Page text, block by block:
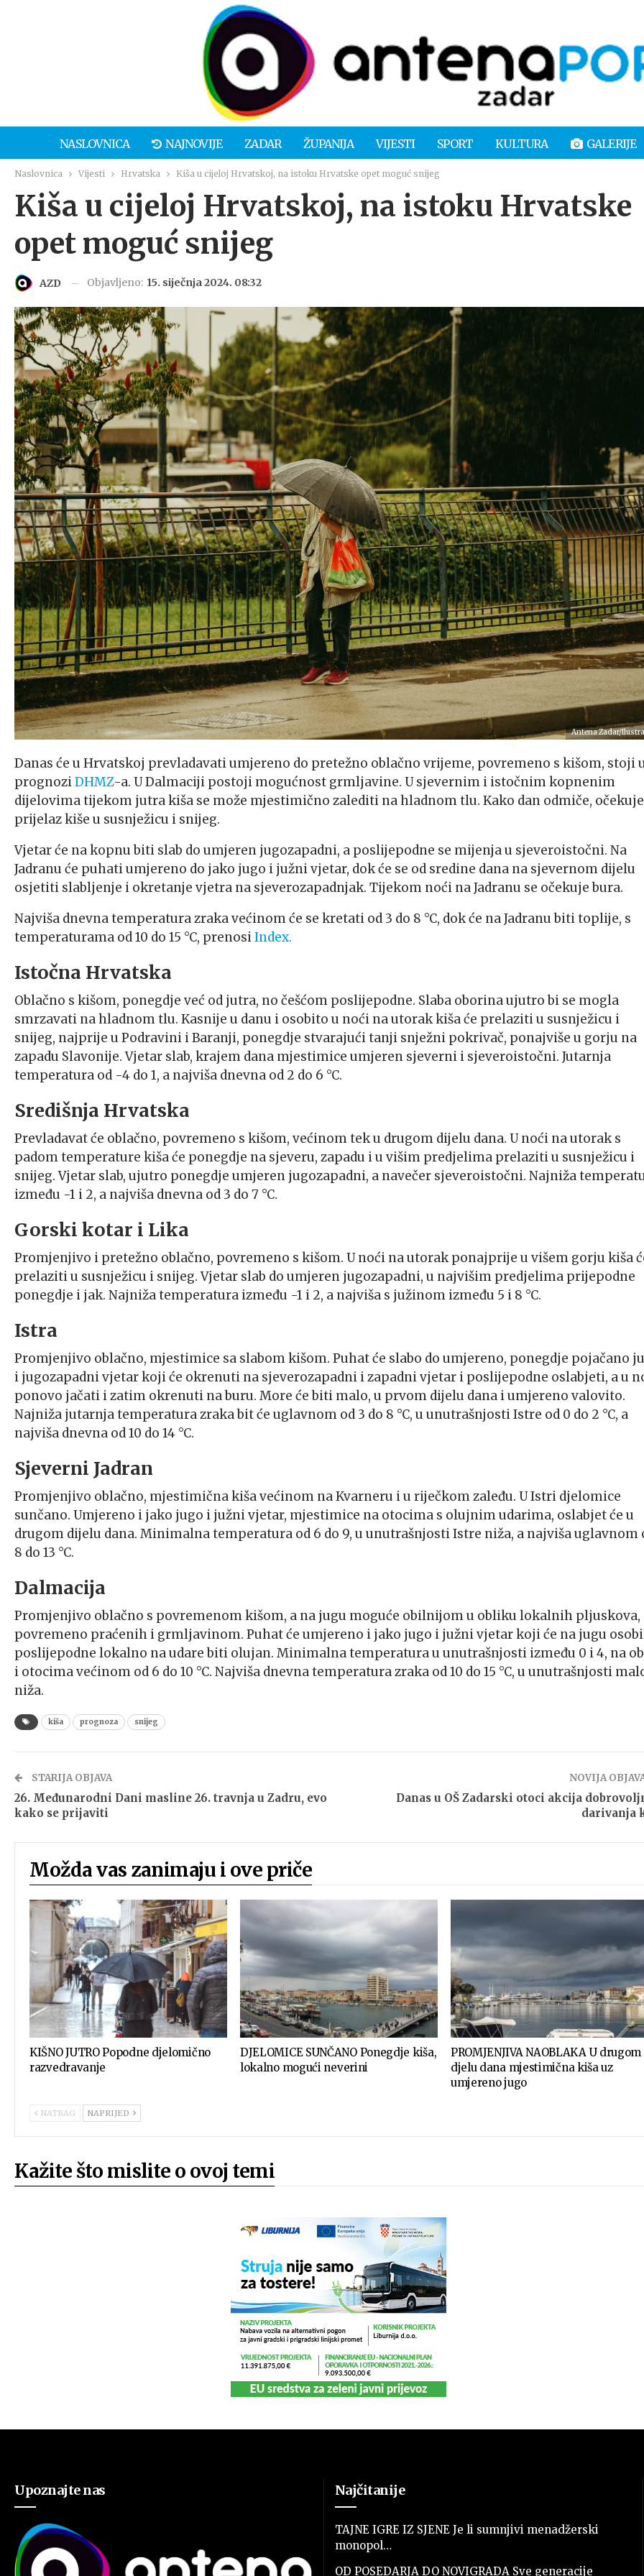
NASLOVNICA NAJNOVIJE ZADAR ŽUPANIJA VIJESTI SPORT KULTURA GALERIJE
Naslovnica Vijesti Hrvatska Kiša u cijeloj Hrvatskoj, na istoku Hrvatske opet moguć snijeg
Kiša u cijeloj Hrvatskoj, na istoku Hrvatske
opet moguć snijeg
AZD Objavljeno: 15. siječnja 2024. 08:32
Antena Zadar/
Danas će u Hrvatskoj prevladavati umjereno do pretežno oblačno vrijeme, povremeno s kišom, stoji
prognoziDHMZ-a. U Dalmaciji postoji mogućnost grmljavine. U sjevernim i istočnim kopnenim
dijelovima tijekom jutra kiša se može mjestimično zalediti na hladnom tlu. Kako dan odmiče, očekuje
prijelaz kiše u susnježicu i snijeg.
Vjetar će na kopnu biti slab do umjeren jugozapadni, a poslijepodne se mijenja u sjeveroistočni. Na
Jadranu će puhati umjereno do jako jugo i južni vjetar, dok će se od sredine dana na sjevernom dijelu
osjetiti slabljenje i okretanje vjetra na sjeverozapadnjak. Tijekom noći na Jadranu se očekuje bura.
Najviša dnevna temperatura zraka većinom će se kretati od 3 do 8 °C, dok će na Jadranu biti toplije, s
temperaturama od 10 do 15 °C, prenosiIndex.
Istočna Hrvatska
Oblačno s kišom, ponegdje već od jutra, no češćom poslijepodne. Slaba oborina ujutro bi se mogla
smrzavati na hladnom tlu. Kasnije u danu i osobito u noći na utorak kiša će prelaziti u susnježicu i
snijeg, najprije u Podravini i Baranji, ponegdje stvarajući tanji snježni pokrivač, ponajviše u gorju na
zapadu Slavonije. Vjetar slab, krajem dana mjestimice umjeren sjeverni i sjeveroistočni. Jutarnja
temperatura od -4 do 1, a najviša dnevna od 2 do 6 °C.
Središnja Hrvatska
Prevladavat će oblačno, povremeno s kišom, većinom tek u drugom dijelu dana. U noći na utorak s
padom temperature kiša će ponegdje na sjeveru, zapadu i u višim predjelima prelaziti u susnježicu i
snijeg. Vjetar slab, ujutro ponegdje umjeren jugozapadni, a navečer sjeveroistočni. Najniža
između -1 i 2, a najviša dnevna od 3 do 7 °C.
Gorski kotar i Lika
Promjenjivo i pretežno oblačno, povremeno s kišom. U noći na utorak ponajprije u višem gorju kiša
prelaziti u susnježicu i snijeg. Vjetar slab do umjeren jugozapadni, u najvišim predjelima prijepodne
ponegdje i jak. Najniža temperatura između -1 i 2, a najviša s južinom između 5 i 8 °C.
Istra
Promjenjivo oblačno, mjestimice sa slabom kišom. Puhat će slabo do umjereno, ponegdje pojačano
i jugozapadni vjetar koji će okrenuti na sjeverozapadni i zapadni vjetar i poslijepodne oslabjeti, a u
ponovo jačati i zatim okrenuti na buru. More će biti malo, u prvom dijelu dana i umjereno valovito.
Najniža jutarnja temperatura zraka bit će uglavnom od 3 do 8 °C, u unutrašnjosti Istre od 0 do 2 °C, a
najviša dnevna od 10 do 14 °C.
Sjeverni Jadran
Promjenjivo oblačno, mjestimična kiša većinom na Kvarneru i u riječkom zaleđu. U Istri djelomice
sunčano. Umjereno i jako jugo i južni vjetar, mjestimice na otocima s olujnim udarima, oslabjet će u
drugom dijelu dana. Minimalna temperatura od 6 do 9, u unutrašnjosti Istre niža, a najviša uglavnom
8 do 13 °C.
Dalmacija
Promjenjivo oblačno s povremenom kišom, a na jugu moguće obilnijom u obliku lokalnih pljuskova,
povremeno praćenih i grmljavinom. Puhat će umjereno i jako jugo i južni vjetar koji će na jugu
poslijepodne lokalno na udare biti olujan. Minimalna temperatura u unutrašnjosti između 0 i 4, na
i otocima većinom od 6 do 10 °C. Najviša dnevna temperatura zraka od 10 do 15 °C, u unutrašnjosti
niža.
kiša prognoza snijeg
STARIJA OBJAVA
26. Međunarodni Dani masline 26. travnja u Zadru, evo
kako se prijaviti
NOVIJA
Danas u OŠ Zadarski otoci akcija
darivanja
Možda vas zanimaju i ove priče
KIŠNO JUTRO Popodne djelomično
razvedravanje
DJELOMICE SUNČANO Ponegdje kiša,
lokalno mogući neverini
PROMJENJIVA NAOBLAKA U drugom
djelu dana mjestimična kiša uz
umjereno jugo
NATRAG NAPRIJED
Kažite što mislite o ovoj temi
Upoznajte nas Najčitanije
TAJNE IGRE IZ SJENE Je li sumnjivi menadžerski
monopol…
OD POSEDARJA DO NOVIGRADA Sve generacije